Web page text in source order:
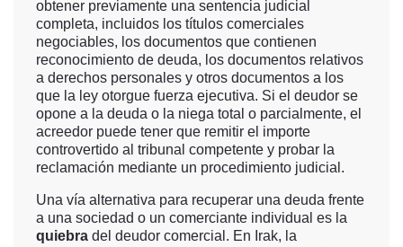
obtener previamente una sentencia judicial
completa, incluidos los títulos comerciales
negociables, los documentos que contienen
reconocimiento de deuda, los documentos relativos
a derechos personales y otros documentos a los
que la ley otorgue fuerza ejecutiva. Si el deudor se
opone a la deuda o la niega total o parcialmente, el
acreedor puede tener que remitir el importe
controvertido al tribunal competente y probar la
reclamación mediante un procedimiento judicial.
Una vía alternativa para recuperar una deuda frente
a una sociedad o un comerciante individual es la
quiebra del deudor comercial. En Irak, la